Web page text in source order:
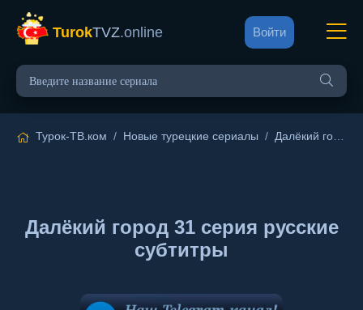
TurokTVZ.online Войти
Турок-ТВ.ком / Новые турецкие сериалы / Далёкий город
Далёкий город 31 серия русские
субтитры